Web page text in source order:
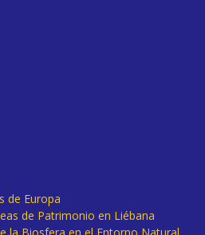
de Europa
de Patrimonio en Liébana
la Biosfera en el Entorno Natural